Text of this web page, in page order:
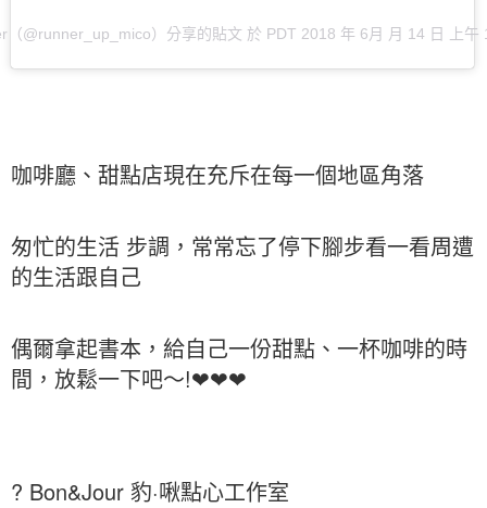
（@runner_up_mico）分享的貼文 於 PDT 2018 年 6月 月 14 日 上午
咖啡廳、甜點店現在充斥在每一個地區角落
匆忙的生活 步調，常常忘了停下腳步看一看周遭
的生活跟自己
偶爾拿起書本，給自己一份甜點、一杯咖啡的時
間，放鬆一下吧～!❤❤❤
? Bon&Jour 豹·啾點心工作室